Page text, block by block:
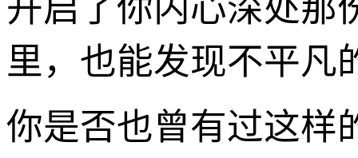
开启了你内心深处那
里，也能发现不平凡
你是否也曾有过这样